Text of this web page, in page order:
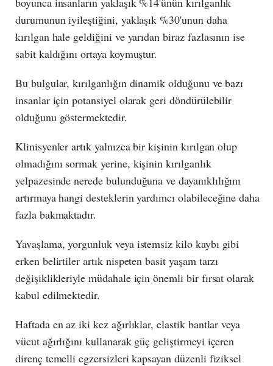
durumunun iyileştiğini, yaklaşık %30'unun daha
kırılgan hale geldiğini ve yarıdan biraz fazlasının ise
sabit kaldığını ortaya koymuştur.
Bu bulgular, kırılganlığın dinamik olduğunu ve bazı
insanlar için potansiyel olarak geri döndürülebilir
olduğunu göstermektedir.
Klinisyenler artık yalnızca bir kişinin kırılgan olup
olmadığını sormak yerine, kişinin kırılganlık
yelpazesinde nerede bulunduğuna ve dayanıklılığını
artırmaya hangi desteklerin yardımcı olabileceğine daha
fazla bakmaktadır.
Yavaşlama, yorgunluk veya istemsiz kilo kaybı gibi
erken belirtiler artık nispeten basit yaşam tarzı
değişiklikleriyle müdahale için önemli bir fırsat olarak
kabul edilmektedir.
Haftada en az iki kez ağırlıklar, elastik bantlar veya
vücut ağırlığını kullanarak güç geliştirmeyi içeren
direnç temelli egzersizleri kapsayan düzenli fiziksel